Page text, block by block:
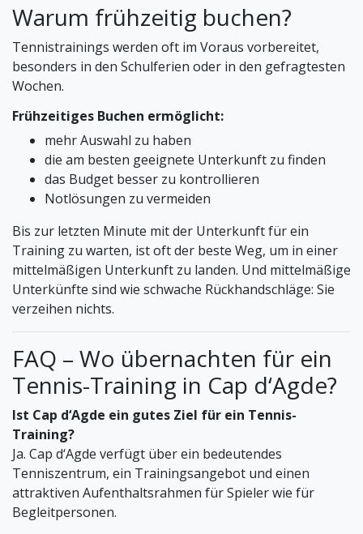
Warum frühzeitig buchen?
Tennistrainings werden oft im Voraus vorbereitet,
besonders in den Schulferien oder in den gefragtesten
Wochen.
Frühzeitiges Buchen ermöglicht:
mehr Auswahl zu haben
die am besten geeignete Unterkunft zu finden
das Budget besser zu kontrollieren
Notlösungen zu vermeiden
Bis zur letzten Minute mit der Unterkunft für ein
Training zu warten, ist oft der beste Weg, um in einer
mittelmäßigen Unterkunft zu landen. Und mittelmäßige
Unterkünfte sind wie schwache Rückhandschläge: Sie
verzeihen nichts.
FAQ – Wo übernachten für ein
Tennis-Training in Cap d‘Agde?
Ist Cap d‘Agde ein gutes Ziel für ein Tennis-
Training?
Ja. Cap d‘Agde verfügt über ein bedeutendes
Tenniszentrum, ein Trainingsangebot und einen
attraktiven Aufenthaltsrahmen für Spieler wie für
Begleitpersonen.